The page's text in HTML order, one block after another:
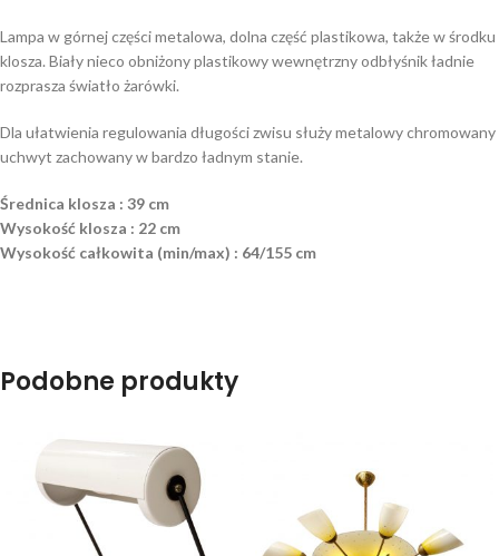
Lampa w górnej części metalowa, dolna część plastikowa, także w środku
klosza. Biały nieco obniżony plastikowy wewnętrzny odbłyśnik ładnie
rozprasza światło żarówki.
Dla ułatwienia regulowania długości zwisu służy metalowy chromowany
uchwyt zachowany w bardzo ładnym stanie.
Średnica klosza : 39 cm
Wysokość klosza : 22 cm
Wysokość całkowita (min/max) : 64/155 cm
Podobne produkty